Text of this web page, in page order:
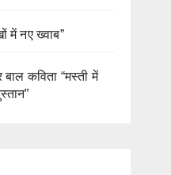
नए ख्वाब”
कविता “मस्ती में